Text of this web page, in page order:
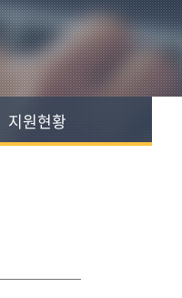
지원현황